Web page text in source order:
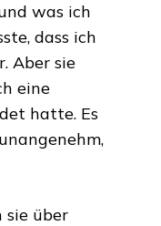
was ich
dass ich
Aber sie
eine
hatte. Es
sie über